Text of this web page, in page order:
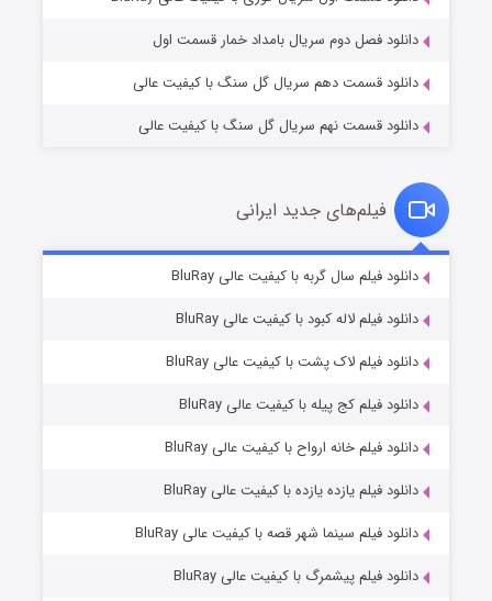
قسمت7 (زیرنویس) منتشر شد
دانلود فصل دوم سریال بامداد خمار قسمت اول
دانلود قسمت دهم سریال گل سنگ با کیفیت عالی
دانلود قسمت نهم سریال گل سنگ با کیفیت عالی
فیلم‌های جدید ایرانی
دانلود فیلم سال گربه با کیفیت عالی BluRay
دانلود فیلم لاله کبود با کیفیت عالی BluRay
دانلود فیلم لاک پشت با کیفیت عالی BluRay
دانلود فیلم کج‌ پیله با کیفیت عالی BluRay
دانلود فیلم خانه ارواح با کیفیت عالی BluRay
دانلود فیلم یازده یازده با کیفیت عالی BluRay
دانلود فیلم سینما شهر قصه با کیفیت عالی BluRay
دانلود فیلم پیشمرگ با کیفیت عالی BluRay